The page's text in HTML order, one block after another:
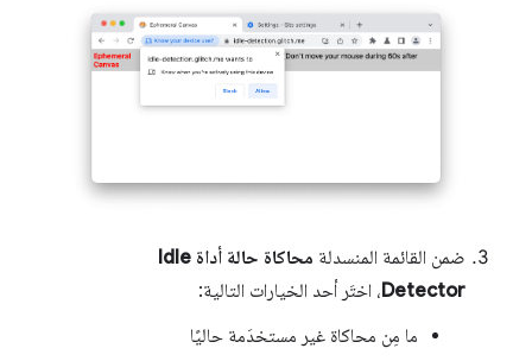
ضمن القائمة المنسدلة
محاكاة حالة أداة Idle
Detector، اختَر أحد الخيارات التالية:
ما مِن محاكاة غير مستخدَمة حاليًا